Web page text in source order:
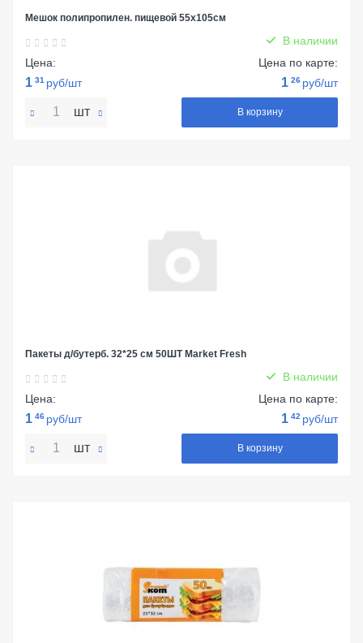
Мешок полипропилен. пищевой 55х105см
В наличии
Цена:
1 31 руб/шт
Цена по карте:
1 26 руб/шт
шт В корзину
Пакеты д/бутерб. 32*25 см 50ШТ Market Fresh
В наличии
Цена:
1 46 руб/шт
Цена по карте:
1 42 руб/шт
шт В корзину